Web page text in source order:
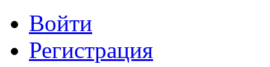
Электрика, осветительное оборудование
Пена и герметики
Автомобильный инструмент
Сварочное оборудование
Силовое оборудование
Войти
Регистрация